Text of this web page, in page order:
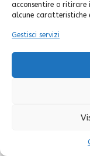
acconsentire o ritirare
alcune caratteristiche
Gestisci servizi
CreditsMimosa Blu